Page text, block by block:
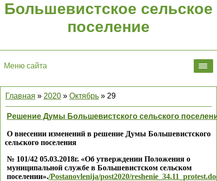
Большевистское сельское
поселение
Меню сайта
Главная » 2020 » Октябрь » 29
Решение Думы Большевистского сельского
О внесении изменений в решение Думы Большевистского
сельского поселения
№ 101/42 05.03.2018г. «Об утверждении Положения о
муниципальной службе в Большевистском сельском
поселении»./Postanovlenija/post2020/